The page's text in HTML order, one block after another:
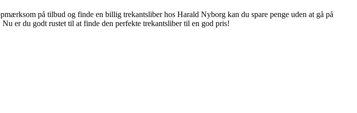
på tilbud og finde en billig trekantsliber hos Harald Nyborg kan du spare penge uden at gå på
er du godt rustet til at finde den perfekte trekantsliber til en god pris!